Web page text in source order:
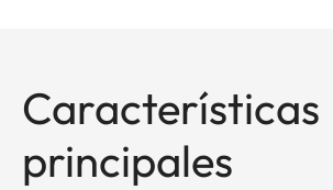
Características
principales